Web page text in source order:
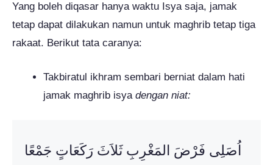
Yang boleh diqasar hanya waktu Isya saja, jamak
tetap dapat dilakukan namun untuk maghrib tetap tiga
rakaat. Berikut tata caranya:
Takbiratul ikhram sembari berniat dalam hati
jamak maghrib isyadengan niat:
اُصَلِى فَرْضَ المَغْرِبِ ثَلاَثَ رَكَعَاتٍ جَمْعًا